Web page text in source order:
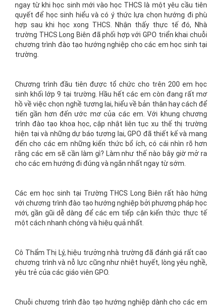
ngay từ khi học sinh mới vào học THCS là một yêu cầu tiên
quyết để học sinh hiểu và có ý thức lựa chọn hướng đi phù
hợp sau khi học xong THCS. Nhận thấy thực tế đó, Nhà
trường THCS Long Biên đã phối hợp với GPO triển khai chuỗi
chương trình đào tạo hướng nghiệp cho các em học sinh tại
trường.
Chương trình đầu tiên được tổ chức cho trên 200 em học
sinh khối lớp 9 tại trường. Hầu hết các em còn đang rất mơ
hồ về việc chọn nghề tương lai, hiểu về bản thân hay cách để
tiến gần hơn đến ước mơ của các em. Với khung chương
trình đào tạo khoa học, cập nhật liên tục xu thế thị trường
hiện tại và những dự báo tương lai, GPO đã thiết kế và mang
đến cho các em những kiến thức bổ ích, có cái nhìn rõ hơn
rằng các em sẽ cần làm gì? Làm như thế nào bây giờ mở ra
cho các em hướng đi đúng và ngắn nhất ngay từ sớm.
Các em học sinh tại Trường THCS Long Biên rất hào hứng
với chương trình đào tạo hướng nghiệp bởi phương pháp học
mới, gần gũi dễ dàng để các em tiếp cận kiến thức thực tế
một cách nhanh chóng và hiệu quả nhất.
Cô Thẩm Thị Lý, hiệu trưởng nhà trường đã đánh giá rất cao
chương trình và nỗ lực cũng như nhiệt huyết, lòng yêu nghề,
yêu trẻ của các giáo viên GPO.
Chuỗi chương trình đào tạo hướng nghiệp dành cho các em